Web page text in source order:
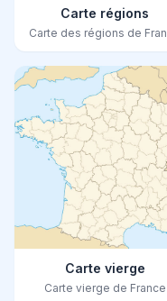
Carte régions
Carte des régions de
Carte vierge
Carte vierge de France